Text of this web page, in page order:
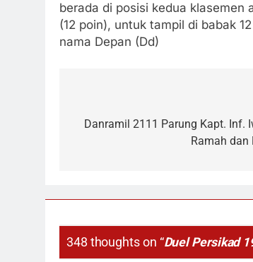
berada di posisi kedua klasemen
(12 poin), untuk tampil di babak
nama Depan (Dd)
pos
Danramil 2111 Parung Kapt. Inf.
Ramah dan
348 thoughts on “Duel Persikad